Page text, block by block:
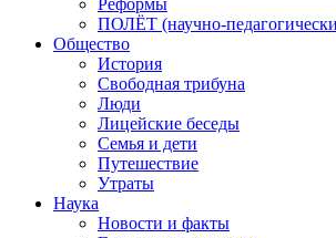
Реформы
ПОЛЁТ (научно-
Общество
История
Свободная трибуна
Люди
Лицейские беседы
Семья и дети
Путешествие
Утраты
Наука
Новости и факты